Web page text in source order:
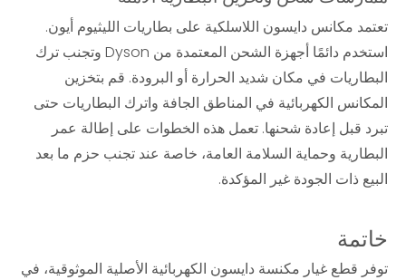
تعتمد مكانس دايسون اللاسلكية على بطاريات الليثيوم أيون.
استخدم دائمًا أجهزة الشحن المعتمدة من Dyson وتجنب ترك
البطاريات في مكان شديد الحرارة أو البرودة. قم بتخزين
المكانس الكهربائية في المناطق الجافة واترك البطاريات حتى
تبرد قبل إعادة شحنها. تعمل هذه الخطوات على إطالة عمر
البطارية وحماية السلامة العامة، خاصة عند تجنب حزم ما بعد
البيع ذات الجودة غير المؤكدة.
خاتمة
توفر قطع غيار مكنسة دايسون الكهربائية الأصلية الموثوقية، في